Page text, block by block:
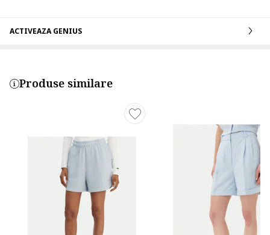
ACTIVEAZA GENIUS
Produse similare